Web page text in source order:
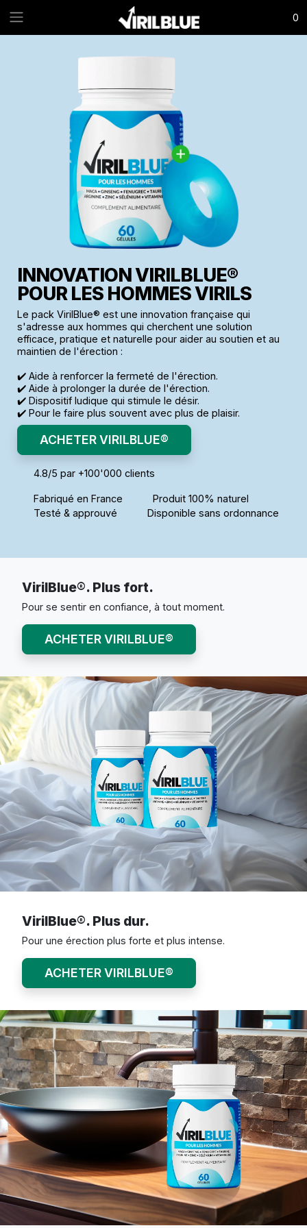
0
INNOVATION VIRILBLUE®
POUR LES HOMMES VIRILS
Le pack VirilBlue® est une innovation française qui
s'adresse aux hommes qui cherchent une solution
efficace, pratique et naturelle pour aider au soutien et au
maintien de l'érection :
✔️ Aide à renforcer la fermeté de l'érection.
✔️ Aide à prolonger la durée de l'érection.
✔️ Dispositif ludique qui stimule le désir.
✔️ Pour le faire plus souvent avec plus de plaisir.
ACHETER VIRILBLUE®
4.8/5 par +100'000 clients
Fabriqué en France
Produit 100% naturel
Testé & approuvé
Disponible sans ordonnance
VirilBlue®. Plus fort.
Pour se sentir en confiance, à tout moment.
ACHETER VIRILBLUE®
VirilBlue®. Plus dur.
Pour une érection plus forte et plus intense.
ACHETER VIRILBLUE®